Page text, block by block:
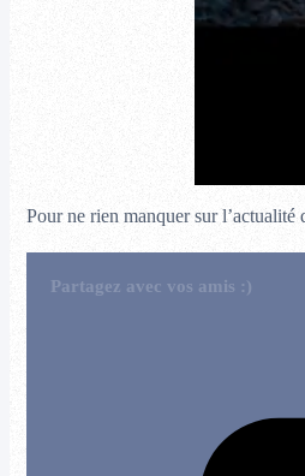
Pour ne rien manquer sur l’actualité
Partagez avec vos amis :)